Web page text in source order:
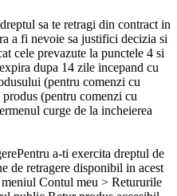
sa te retragi din contract in
a fi nevoie sa justifici decizia si
cele prevazute la punctele 4 si
dupa 14 zile incepand cu
(pentru comenzi cu
(pentru comenzi cu
curge de la incheierea
a-ti exercita dreptul de
de retragere disponibil in acest
Contul meu > Retururile